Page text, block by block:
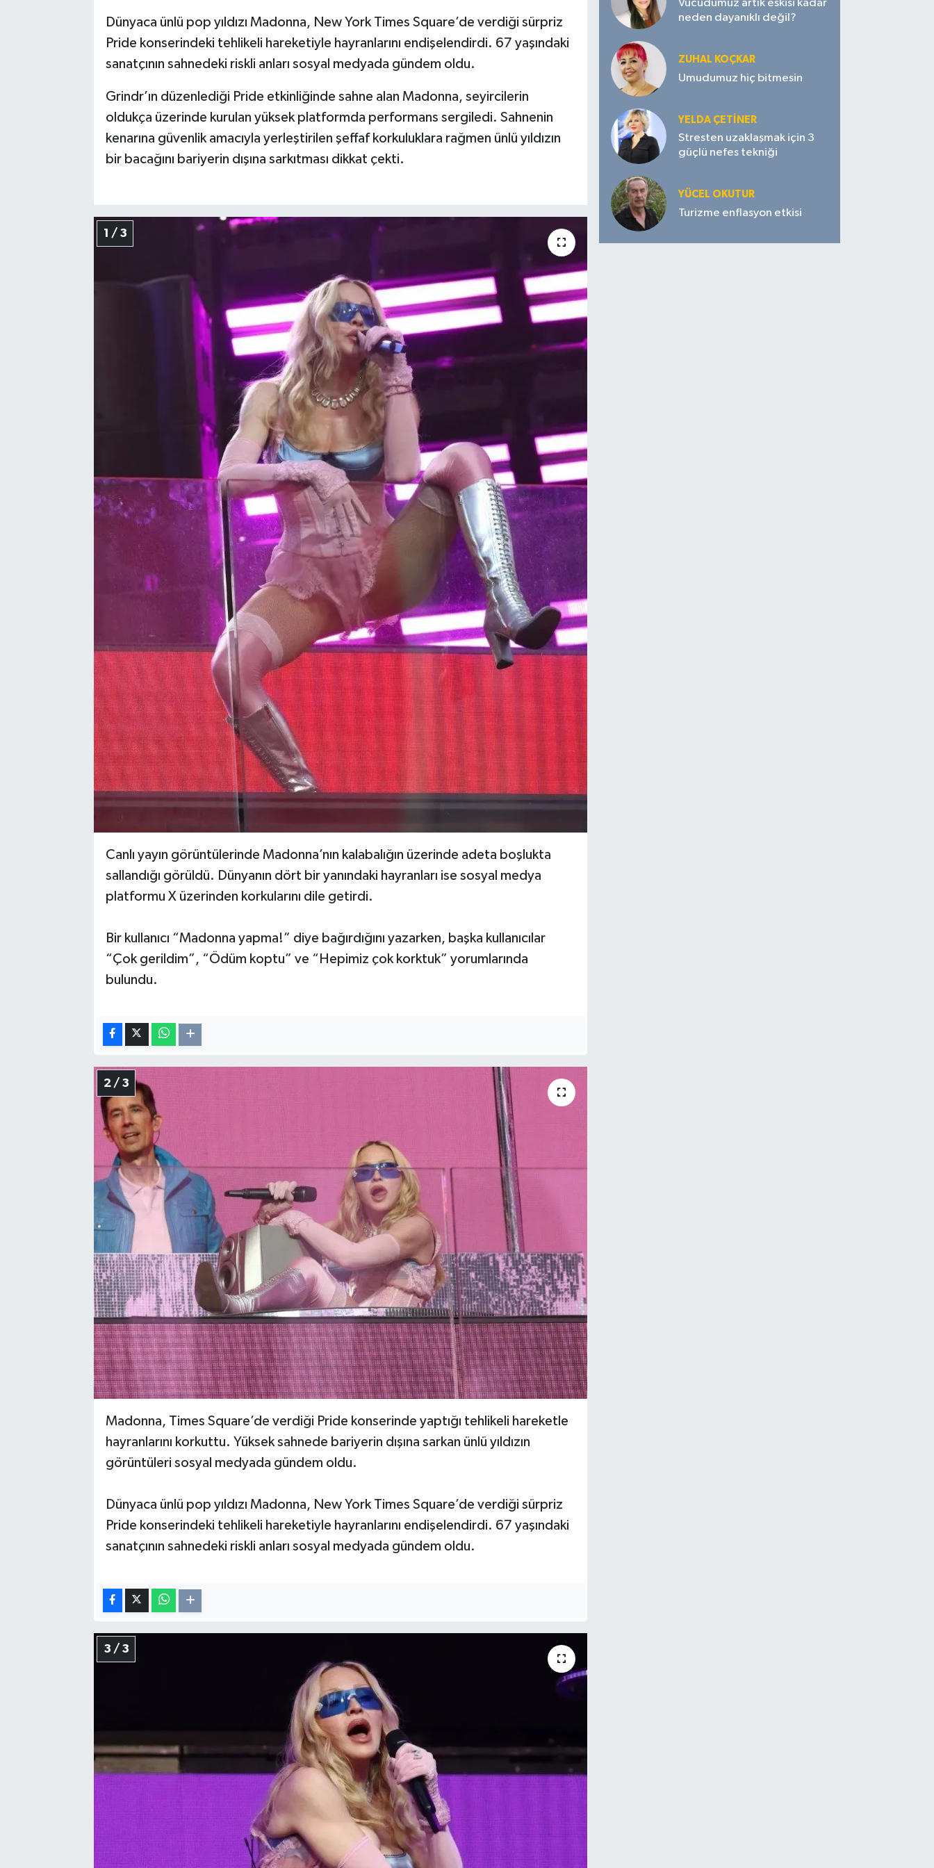
Dünyaca ünlü pop yıldızı Madonna, New York Times Square’de verdiği sürpriz
Pride konserindeki tehlikeli hareketiyle hayranlarını endişelendirdi. 67 yaşındaki
sanatçının sahnedeki riskli anları sosyal medyada gündem oldu.
Grindr’ın düzenlediği Pride etkinliğinde sahne alan Madonna, seyircilerin
oldukça üzerinde kurulan yüksek platformda performans sergiledi. Sahnenin
kenarına güvenlik amacıyla yerleştirilen şeffaf korkuluklara rağmen ünlü yıldızın
bir bacağını bariyerin dışına sarkıtması dikkat çekti.
1 / 3
Canlı yayın görüntülerinde Madonna’nın kalabalığın üzerinde adeta boşlukta
sallandığı görüldü. Dünyanın dört bir yanındaki hayranları ise sosyal medya
platformu X üzerinden korkularını dile getirdi.
Bir kullanıcı “Madonna yapma!” diye bağırdığını yazarken, başka kullanıcılar
“Çok gerildim”, “Ödüm koptu” ve “Hepimiz çok korktuk” yorumlarında
bulundu.
2 / 3
Madonna, Times Square’de verdiği Pride konserinde yaptığı tehlikeli hareketle
hayranlarını korkuttu. Yüksek sahnede bariyerin dışına sarkan ünlü yıldızın
görüntüleri sosyal medyada gündem oldu.
Dünyaca ünlü pop yıldızı Madonna, New York Times Square’de verdiği sürpriz
Pride konserindeki tehlikeli hareketiyle hayranlarını endişelendirdi. 67 yaşındaki
sanatçının sahnedeki riskli anları sosyal medyada gündem oldu.
3 / 3
Vücudumuz artık eskisi kadar
neden dayanıklı değil?
ZUHAL KOÇKAR
Umudumuz hiç bitmesin
YELDA ÇETİNER
Stresten uzaklaşmak için 3
güçlü nefes tekniği
YÜCEL OKUTUR
Turizme enflasyon etkisi